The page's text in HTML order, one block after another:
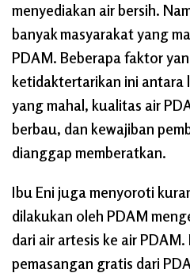
menyediakan air bersih.
banyak masyarakat yang
PDAM. Beberapa faktor
ketidaktertarikan ini antara
yang mahal, kualitas air
berbau, dan kewajiban
dianggap memberatkan.
Ibu Eni juga menyoroti
dilakukan oleh PDAM
dari air artesis ke air
pemasangan gratis dari